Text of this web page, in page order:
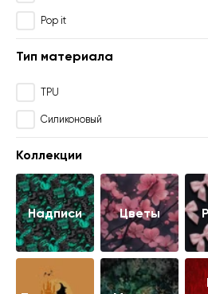
Pop it
Тип материала
TPU
Силиконовый
Коллекции
Надписи Цветы